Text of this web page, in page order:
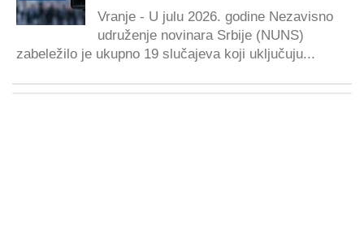
Vranje - U julu 2026. godine Nezavisno
udruženje novinara Srbije (NUNS)
zabeležilo je ukupno 19 slučajeva koji uključuju...